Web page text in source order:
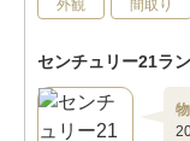
外観 間取り
センチュリー21ラ